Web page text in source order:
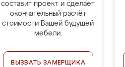
составит проект и сделает
окончательный расчёт
стоимости Вашей будущей
мебели.
ВЫЗВАТЬ ЗАМЕРЩИКА